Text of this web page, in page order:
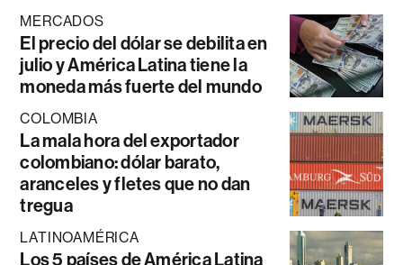
MERCADOS
El precio del dólar se debilita en
julio y América Latina tiene la
moneda más fuerte del mundo
COLOMBIA
La mala hora del exportador
colombiano: dólar barato,
aranceles y fletes que no dan
tregua
LATINOAMÉRICA
Los 5 países de América Latina